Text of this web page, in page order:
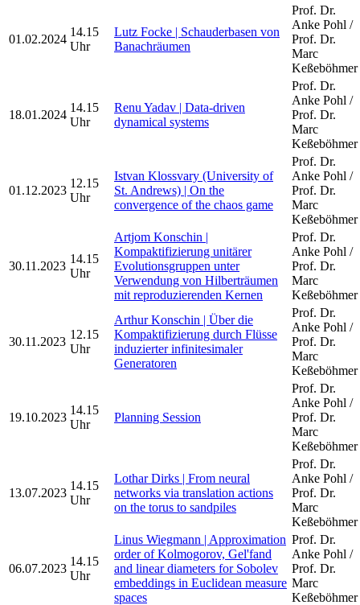
01.02.2024
14.15
Uhr
Lutz Focke | Schauderbasen von
Banachräumen
Prof. Dr.
Anke Pohl /
Prof. Dr.
Marc
Keßeböhmer
18.01.2024
14.15
Uhr
Renu Yadav | Data-driven
dynamical systems
Prof. Dr.
Anke Pohl /
Prof. Dr.
Marc
Keßeböhmer
01.12.2023
12.15
Uhr
Istvan Klossvary (University of
St. Andrews) | On the
convergence of the chaos game
Prof. Dr.
Anke Pohl /
Prof. Dr.
Marc
Keßeböhmer
30.11.2023
14.15
Uhr
Artjom Konschin |
Kompaktifizierung unitärer
Evolutionsgruppen unter
Verwendung von Hilberträumen
mit reproduzierenden Kernen
Prof. Dr.
Anke Pohl /
Prof. Dr.
Marc
Keßeböhmer
30.11.2023
12.15
Uhr
Arthur Konschin | Über die
Kompaktifizierung durch Flüsse
induzierter infinitesimaler
Generatoren
Prof. Dr.
Anke Pohl /
Prof. Dr.
Marc
Keßeböhmer
19.10.2023
14.15
Uhr
Planning Session
Prof. Dr.
Anke Pohl /
Prof. Dr.
Marc
Keßeböhmer
13.07.2023
14.15
Uhr
Lothar Dirks | From neural
networks via translation actions
on the torus to sandpiles
Prof. Dr.
Anke Pohl /
Prof. Dr.
Marc
Keßeböhmer
06.07.2023
14.15
Uhr
Linus Wiegmann | Approximation
order of Kolmogorov, Gel'fand
and linear diameters for Sobolev
embeddings in Euclidean measure
spaces
Prof. Dr.
Anke Pohl /
Prof. Dr.
Marc
Keßeböhmer